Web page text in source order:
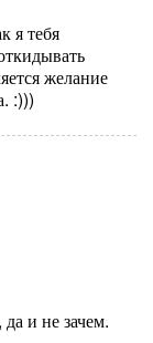
я тебя
желание
:)))
и не зачем.